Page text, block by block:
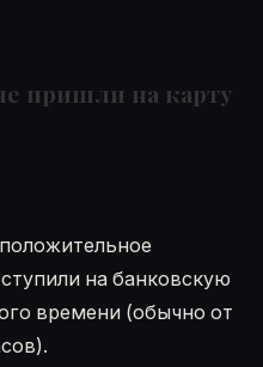
пришли на карту
на банковскую
времени (обычно от